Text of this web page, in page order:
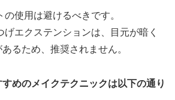
の使用は避けるべきです。
げエクステンションは、目元が暗く
るため、推奨されません。
めのメイクテクニックは以下の通り